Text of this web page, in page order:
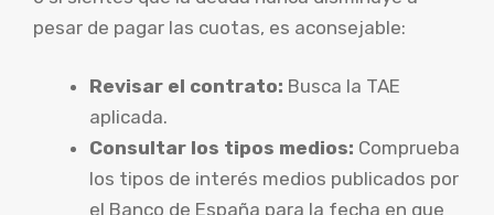
pesar de pagar las cuotas, es aconsejable:
Revisar el contrato: Busca la TAE
aplicada.
Consultar los tipos medios: Comprueba
los tipos de interés medios publicados por
el Banco de España para la fecha en que